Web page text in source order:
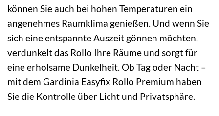
können Sie auch bei hohen Temperaturen ein
angenehmes Raumklima genießen. Und wenn Sie
sich eine entspannte Auszeit gönnen möchten,
verdunkelt das Rollo Ihre Räume und sorgt für
eine erholsame Dunkelheit. Ob Tag oder Nacht –
mit dem Gardinia Easyfix Rollo Premium haben
Sie die Kontrolle über Licht und Privatsphäre.